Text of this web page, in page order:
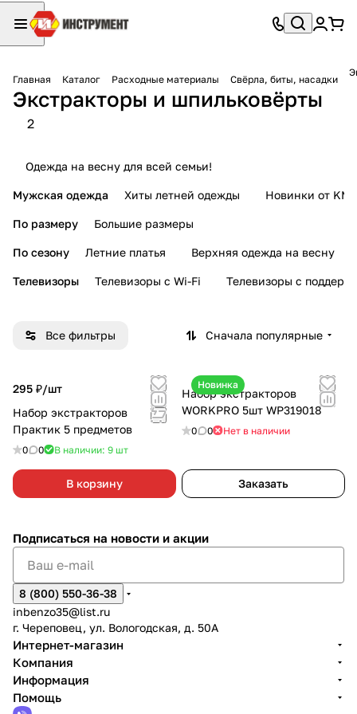
Главная Каталог Расходные материалы Свёрла, биты, насадки
Экстракторы и шпильковёрты
2
Одежда на весну для всей семьи!
Мужская одежда Хиты летней одежды Новинки от KMI
По размеру Большие размеры
По сезону Летние платья Верхняя одежда на весну
Телевизоры Телевизоры с Wi-Fi Телевизоры с
Все фильтры Сначала популярные
295 ₽/шт
Набор экстракторов
Практик 5 предметов
0 0 В наличии: 9 шт
В корзину
Новинка
Набор экстракторов
WORKPRO 5шт WP319018
0 0 Нет в наличии
Заказать
Подписаться на новости и акции
8 (800) 550-36-38
inbenzo35@list.ru
г. Череповец, ул. Вологодская, д. 50А
Интернет-магазин
Компания
Информация
Помощь